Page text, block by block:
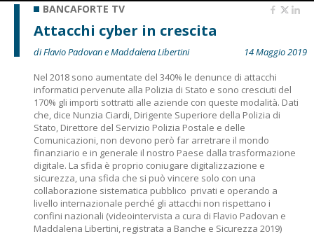
BANCAFORTE TV
Attacchi cyber in crescita
di Flavio Padovan e Maddalena Libertini
14 Maggio 2019
Nel 2018 sono aumentate del 340% le denunce di attacchi
informatici pervenute alla Polizia di Stato e sono cresciuti del
170% gli importi sottratti alle aziende con queste modalità. Dati
che, dice Nunzia Ciardi, Dirigente Superiore della Polizia di
Stato, Direttore del Servizio Polizia Postale e delle
Comunicazioni, non devono però far arretrare il mondo
finanziario e in generale il nostro Paese dalla trasformazione
digitale. La sfida è proprio coniugare digitalizzazione e
sicurezza, una sfida che si può vincere solo con una
collaborazione sistematica pubblico  privati e operando a
livello internazionale perché gli attacchi non rispettano i
confini nazionali (videointervista a cura di Flavio Padovan e
Maddalena Libertini, registrata a Banche e Sicurezza 2019)